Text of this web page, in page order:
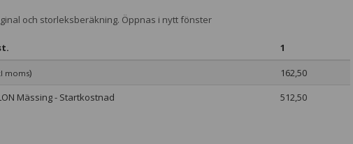
och storleksberäkning. Öppnas i nytt fönster
1
moms)
162,50
Mässing - Startkostnad
512,50